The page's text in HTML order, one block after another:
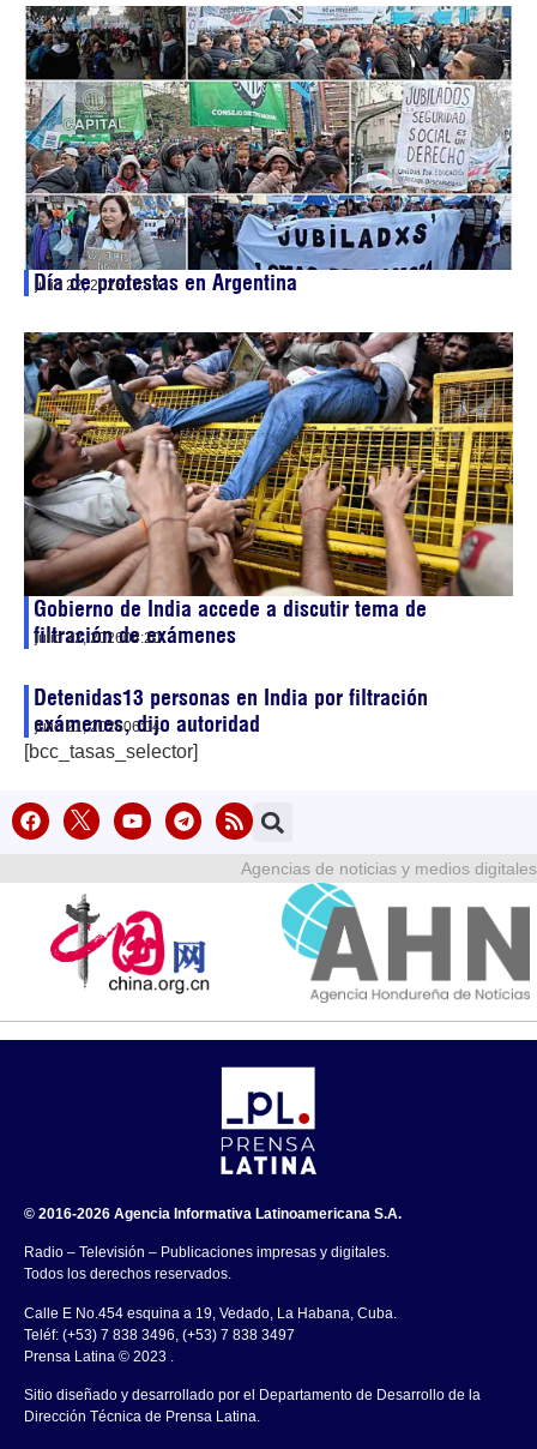
Día de protestas en Argentina
julio 22, 202617:59
Gobierno de India accede a discutir tema de
filtración de exámenes
julio 22, 202604:20
Detenidas13 personas en India por filtración
exámenes, dijo autoridad
julio 21, 202606:04
[bcc_tasas_selector]
Agencias de noticias y medios digitales
© 2016-2026 Agencia Informativa Latinoamericana S.A.
Radio – Televisión – Publicaciones impresas y digitales.
Todos los derechos reservados.
Calle E No.454 esquina a 19, Vedado, La Habana, Cuba.
Teléf: (+53) 7 838 3496, (+53) 7 838 3497
Prensa Latina © 2023 .
Sitio diseñado y desarrollado por el Departamento de Desarrollo de la
Dirección Técnica de Prensa Latina.